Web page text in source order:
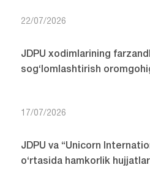
22/07/2026
JDPU xodimlarining
sog‘lomlashtirish
17/07/2026
JDPU va “Unicorn
o‘rtasida hamkorlik